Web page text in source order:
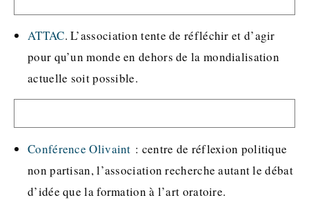
ATTAC. L’association tente de réfléchir et d’agir
pour qu’un monde en dehors de la mondialisation
actuelle soit possible.
Conférence Olivaint : centre de réflexion politique
non partisan, l’association recherche autant le débat
d’idée que la formation à l’art oratoire.